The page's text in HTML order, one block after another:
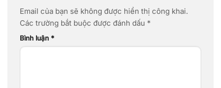
Email của bạn sẽ không được hiển thị công khai.
Các trường bắt buộc được đánh dấu *
Bình luận *